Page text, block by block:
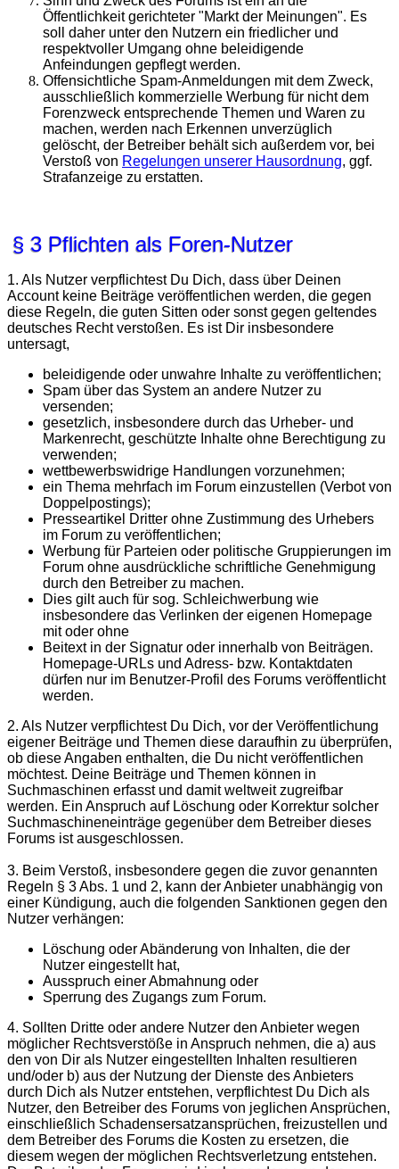
Öffentlichkeit gerichteter "Markt der Meinungen". Es
soll daher unter den Nutzern ein friedlicher und
respektvoller Umgang ohne beleidigende
Anfeindungen gepflegt werden.
Offensichtliche Spam-Anmeldungen mit dem Zweck,
ausschließlich kommerzielle Werbung für nicht dem
Forenzweck entsprechende Themen und Waren zu
machen, werden nach Erkennen unverzüglich
gelöscht, der Betreiber behält sich außerdem vor, bei
Verstoß von Regelungen unserer Hausordnung, ggf.
Strafanzeige zu erstatten.
§ 3 Pflichten als Foren-Nutzer
1. Als Nutzer verpflichtest Du Dich, dass über Deinen
Account keine Beiträge veröffentlichen werden, die gegen
diese Regeln, die guten Sitten oder sonst gegen geltendes
deutsches Recht verstoßen. Es ist Dir insbesondere
untersagt,
beleidigende oder unwahre Inhalte zu veröffentlichen;
Spam über das System an andere Nutzer zu
versenden;
gesetzlich, insbesondere durch das Urheber- und
Markenrecht, geschützte Inhalte ohne Berechtigung zu
verwenden;
wettbewerbswidrige Handlungen vorzunehmen;
ein Thema mehrfach im Forum einzustellen (Verbot von
Doppelpostings);
Presseartikel Dritter ohne Zustimmung des Urhebers
im Forum zu veröffentlichen;
Werbung für Parteien oder politische Gruppierungen im
Forum ohne ausdrückliche schriftliche Genehmigung
durch den Betreiber zu machen.
Dies gilt auch für sog. Schleichwerbung wie
insbesondere das Verlinken der eigenen Homepage
mit oder ohne
Beitext in der Signatur oder innerhalb von Beiträgen.
Homepage-URLs und Adress- bzw. Kontaktdaten
dürfen nur im Benutzer-Profil des Forums veröffentlicht
werden.
2. Als Nutzer verpflichtest Du Dich, vor der Veröffentlichung
eigener Beiträge und Themen diese daraufhin zu überprüfen,
ob diese Angaben enthalten, die Du nicht veröffentlichen
möchtest. Deine Beiträge und Themen können in
Suchmaschinen erfasst und damit weltweit zugreifbar
werden. Ein Anspruch auf Löschung oder Korrektur solcher
Suchmaschineneinträge gegenüber dem Betreiber dieses
Forums ist ausgeschlossen.
3. Beim Verstoß, insbesondere gegen die zuvor genannten
Regeln § 3 Abs. 1 und 2, kann der Anbieter unabhängig von
einer Kündigung, auch die folgenden Sanktionen gegen den
Nutzer verhängen:
Löschung oder Abänderung von Inhalten, die der
Nutzer eingestellt hat,
Ausspruch einer Abmahnung oder
Sperrung des Zugangs zum Forum.
4. Sollten Dritte oder andere Nutzer den Anbieter wegen
möglicher Rechtsverstöße in Anspruch nehmen, die a) aus
den von Dir als Nutzer eingestellten Inhalten resultieren
und/oder b) aus der Nutzung der Dienste des Anbieters
durch Dich als Nutzer entstehen, verpflichtest Du Dich als
Nutzer, den Betreiber des Forums von jeglichen Ansprüchen,
einschließlich Schadensersatzansprüchen, freizustellen und
dem Betreiber des Forums die Kosten zu ersetzen, die
diesem wegen der möglichen Rechtsverletzung entstehen.